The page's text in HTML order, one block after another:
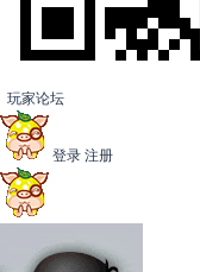
玩家论坛
登录 注册